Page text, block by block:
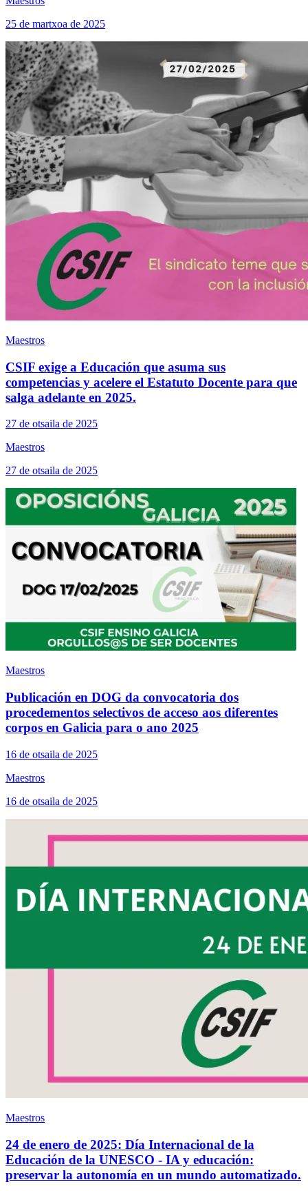
25 de martxoa de 2025
Maestros
CSIF exige a Educación que asuma sus
competencias y acelere el Estatuto Docente para que
salga adelante en 2025.
27 de otsaila de 2025
Maestros
27 de otsaila de 2025
Maestros
Publicación en DOG da convocatoria dos
procedementos selectivos de acceso aos diferentes
corpos en Galicia para o ano 2025
16 de otsaila de 2025
Maestros
16 de otsaila de 2025
Maestros
24 de enero de 2025: Día Internacional de la
Educación de la UNESCO - IA y educación:
preservar la autonomía en un mundo automatizado.